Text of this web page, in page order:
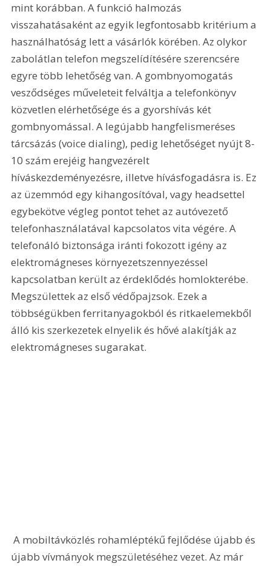
mint korábban. A funkció halmozás
visszahatásaként az egyik legfontosabb kritérium a
használhatóság lett a vásárlók körében. Az olykor
zabolátlan telefon megszelídítésére szerencsére
egyre több lehetőség van. A gombnyomogatás
vesződséges műveleteit felváltja a telefonkönyv
közvetlen elérhetősége és a gyorshívás két
gombnyomással. A legújabb hangfelismeréses
tárcsázás (voice dialing), pedig lehetőséget nyújt 8-
10 szám erejéig hangvezérelt
híváskezdeményezésre, illetve hívásfogadásra is. Ez
az üzemmód egy kihangosítóval, vagy headsettel
egybekötve végleg pontot tehet az autóvezető
telefonhasználatával kapcsolatos vita végére. A
telefonáló biztonsága iránti fokozott igény az
elektromágneses környezetszennyezéssel
kapcsolatban került az érdeklődés homlokterébe.
Megszülettek az első védőpajzsok. Ezek a
többségükben ferritanyagokból és ritkaelemekből
álló kis szerkezetek elnyelik és hővé alakítják az
elektromágneses sugarakat.
A mobiltávközlés rohamléptékű fejlődése újabb és
újabb vívmányok megszületéséhez vezet. Az már